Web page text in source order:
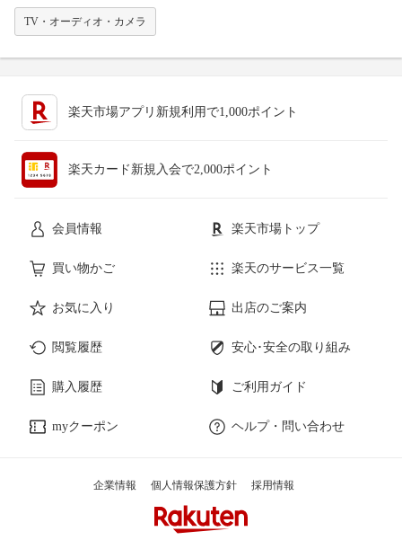
TV・オーディオ・カメラ
楽天市場アプリ新規利用で1,000ポイント
楽天カード新規入会で2,000ポイント
会員情報 楽天市場トップ
買い物かご 楽天のサービス一覧
お気に入り 出店のご案内
閲覧履歴 安心･安全の取り組み
購入履歴 ご利用ガイド
myクーポン ヘルプ・問い合わせ
企業情報 個人情報保護方針 採用情報